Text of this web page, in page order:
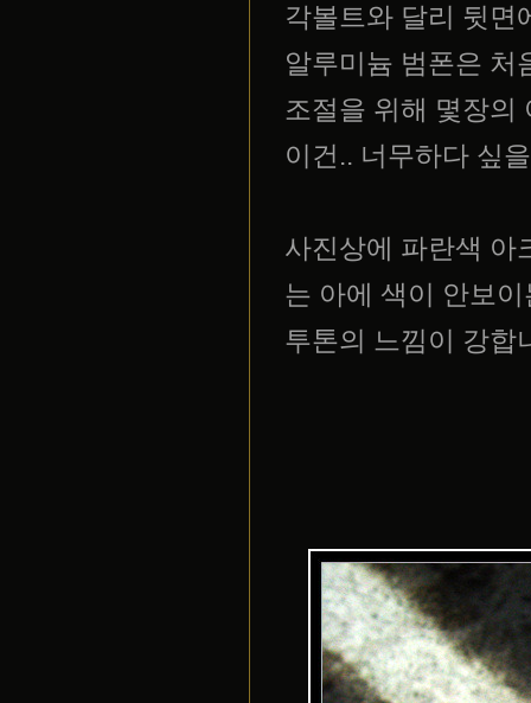
각볼트와 달리 뒷면
알루미늄 범폰은 처
조절을 위해 몇장의
이건.. 너무하다 싶
사진상에 파란색 아
는 아에 색이 안보이
투톤의 느낌이 강합